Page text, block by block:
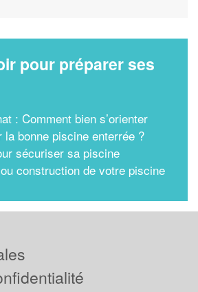
pour préparer ses
: Comment bien s’orienter
la bonne piscine enterrée ?
sécuriser sa piscine
construction de votre piscine